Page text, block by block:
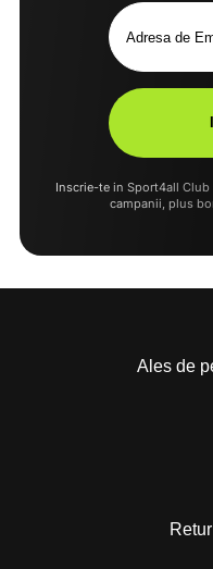
Inscrie-te in Sport4all
campanii, plus
Ales de